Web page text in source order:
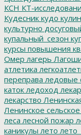
КСН КТ-
Кудесник кудо
культурно
купальный_сезон
курсы повышения
Омер лагерь
атлетика
переправа ледовые
каток ледоход
лекарство
Ленинское
леса лесной пожар
каникулы лето